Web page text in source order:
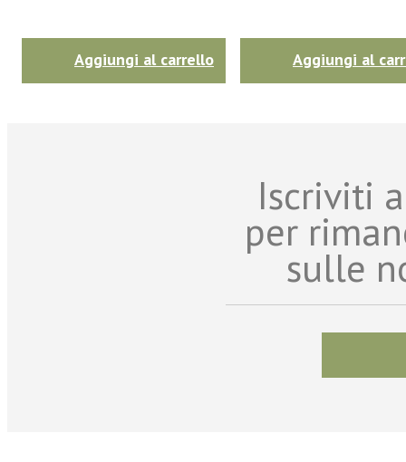
Aggiungi al carrello Aggiungi al
Iscriviti
per
sulle